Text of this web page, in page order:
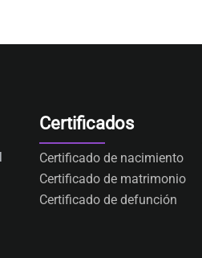
Certificados
Certificado de nacimiento
Certificado de matrimonio
Certificado de defunción